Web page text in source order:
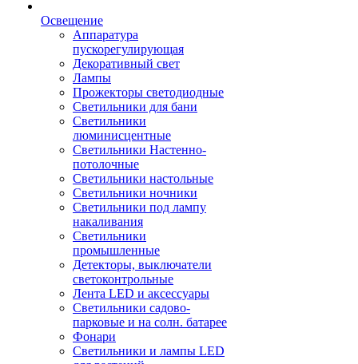
Освещение
Аппаратура
пускорегулирующая
Декоративный свет
Лампы
Прожекторы светодиодные
Светильники для бани
Светильники
люминисцентные
Светильники Настенно-
потолочные
Светильники настольные
Светильники ночники
Светильники под лампу
накаливания
Светильники
промышленные
Детекторы, выключатели
светоконтрольные
Лента LED и аксессуары
Светильники садово-
парковые и на солн. батарее
Фонари
Светильники и лампы LED